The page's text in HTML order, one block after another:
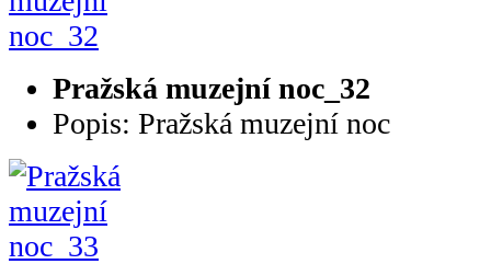
Pražská muzejní noc_32
Popis: Pražská muzejní noc